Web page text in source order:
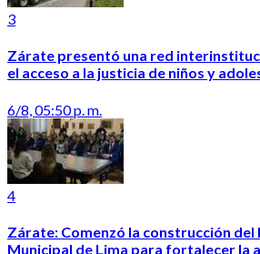
3
Zárate presentó una red
el acceso a la justicia de niños y
6/8, 05:50 p. m.
4
Zárate: Comenzó la construcción
Municipal de Lima para fortalecer la